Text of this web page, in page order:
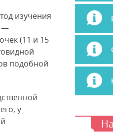
изучения
—
(11 и 15
подобной
у